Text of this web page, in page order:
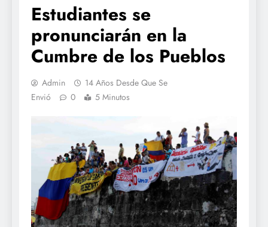
Estudiantes se
pronunciarán en la
Cumbre de los Pueblos
Admin
14 Años Desde Que Se
Envió
0 5 Minutos